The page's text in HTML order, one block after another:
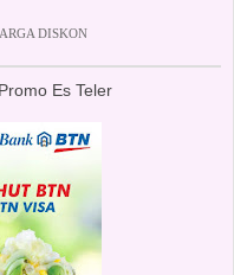
DISKON
Es Teler